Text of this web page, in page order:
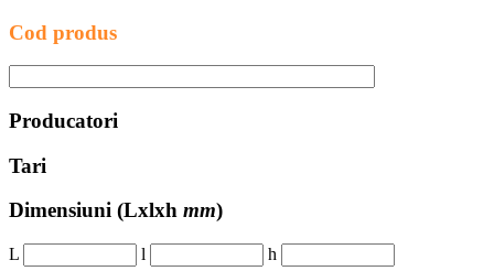
Cod produs
Producatori
Tari
Dimensiuni (Lxlxh mm)
L l h